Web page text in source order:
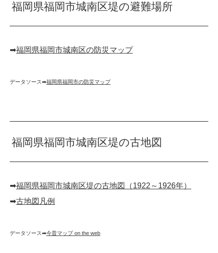
福岡県福岡市城南区堤の避難場所
➡︎福岡県福岡市城南区の防災マップ
データソース➡︎福岡県福岡市の防災マップ
福岡県福岡市城南区堤の古地図
➡︎福岡県福岡市城南区堤の古地図（1922～1926年）
➡︎古地図凡例
データソース➡︎今昔マップ on the web